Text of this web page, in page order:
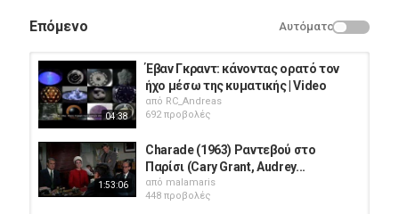
Επόμενο Αυτόματο
04:38
Έβαν Γκραντ: κάνοντας ορατό τον
ήχο μέσω της κυματικής | Video
από RC_Andreas
692 προβολές
1:53:06
Charade (1963) Ραντεβού στο
Παρίσι (Cary Grant, Audrey...
από malamaris
448 προβολές